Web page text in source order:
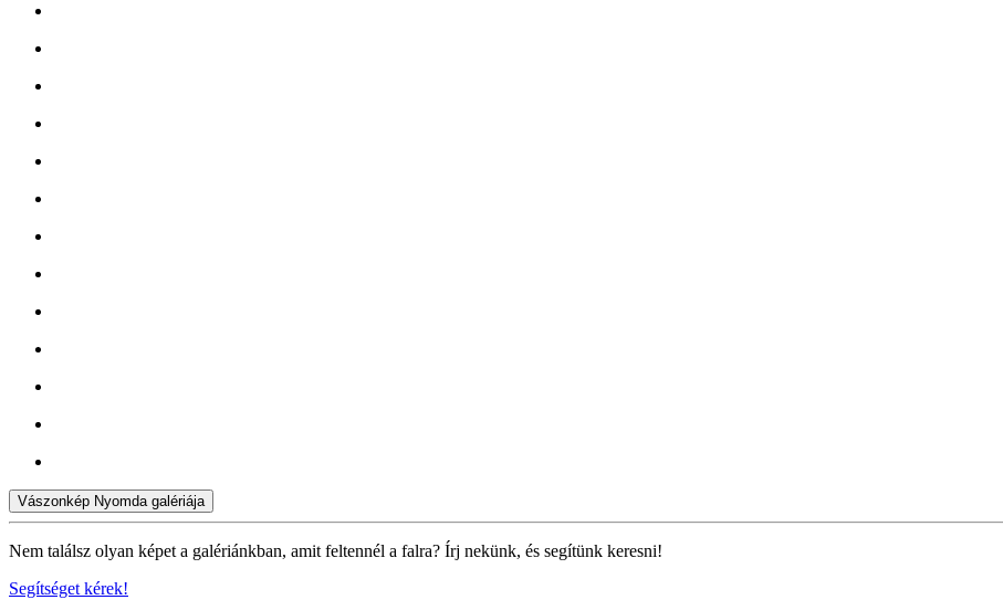
Vászonkép Nyomda galériája
Nem találsz olyan képet a galériánkban, amit feltennél a falra? Írj nekünk, és segítünk keresni!
Segítséget kérek!